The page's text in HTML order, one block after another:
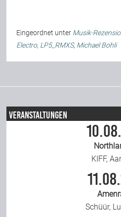
Support Us
Kalender
Playlisten
Eingeordnet unter Musik-
Electro, LP5_RMXS, Michael Bohli
Veranstaltungen
KIFF,
Schüür,